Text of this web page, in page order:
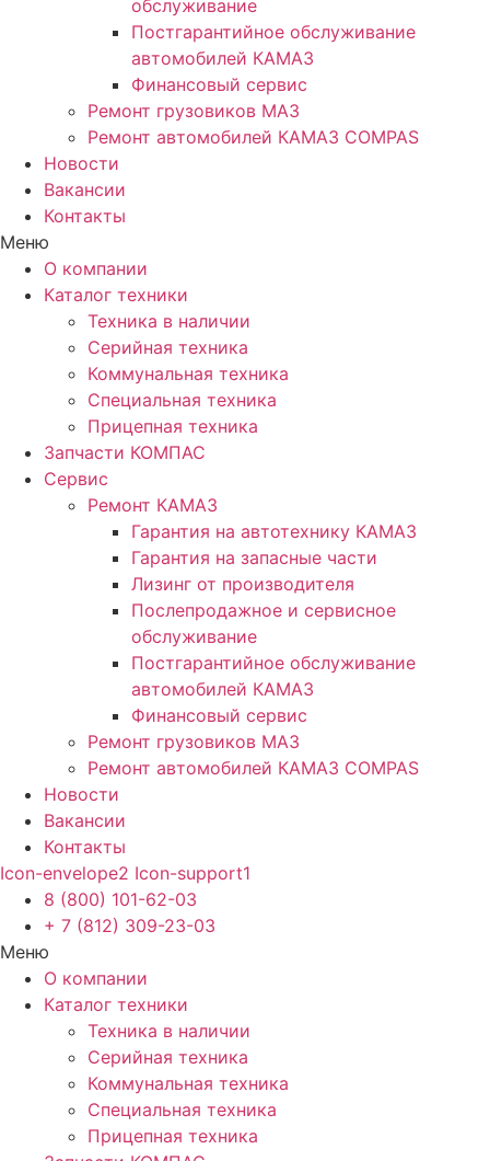
обслуживание
Постгарантийное обслуживание
автомобилей КАМАЗ
Финансовый сервис
Ремонт грузовиков МАЗ
Ремонт автомобилей КАМАЗ COMPAS
Новости
Вакансии
Контакты
Меню
О компании
Каталог техники
Техника в наличии
Серийная техника
Коммунальная техника
Специальная техника
Прицепная техника
Запчасти КОМПАС
Сервис
Ремонт КАМАЗ
Гарантия на автотехнику КАМАЗ
Гарантия на запасные части
Лизинг от производителя
Послепродажное и сервисное
обслуживание
Постгарантийное обслуживание
автомобилей КАМАЗ
Финансовый сервис
Ремонт грузовиков МАЗ
Ремонт автомобилей КАМАЗ COMPAS
Новости
Вакансии
Контакты
Icon-envelope2 Icon-support1
8 (800) 101-62-03
+ 7 (812) 309-23-03
Меню
О компании
Каталог техники
Техника в наличии
Серийная техника
Коммунальная техника
Специальная техника
Прицепная техника